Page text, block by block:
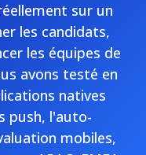
sur un
les candidats,
les équipes de
avons testé en
natives
push, l'auto-
mobiles,